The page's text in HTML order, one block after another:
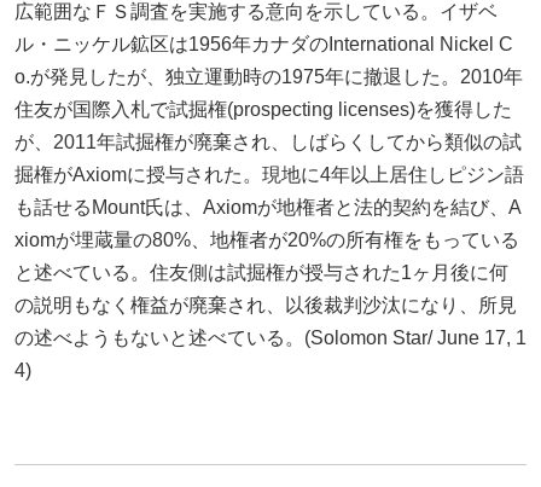
広範囲なＦＳ調査を実施する意向を示している。イザベ
ル・ニッケル鉱区は1956年カナダのInternational Nickel C
o.が発見したが、独立運動時の1975年に撤退した。2010年
住友が国際入札で試掘権(prospecting licenses)を獲得した
が、2011年試掘権が廃棄され、しばらくしてから類似の試
掘権がAxiomに授与された。現地に4年以上居住しピジン語
も話せるMount氏は、Axiomが地権者と法的契約を結び、A
xiomが埋蔵量の80%、地権者が20%の所有権をもっている
と述べている。住友側は試掘権が授与された1ヶ月後に何
の説明もなく権益が廃棄され、以後裁判沙汰になり、所見
の述べようもないと述べている。(Solomon Star/ June 17, 1
4)